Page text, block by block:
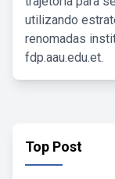
utilizando
renomadas
fdp.aau.edu.et.
Top Post